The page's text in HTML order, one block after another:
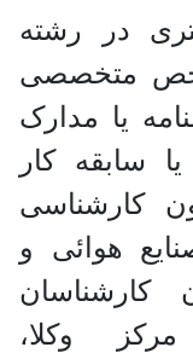
در رشته
متخصصی
یا مدارک
سابقه کار
کارشناسی
هوائی و
وکلا،